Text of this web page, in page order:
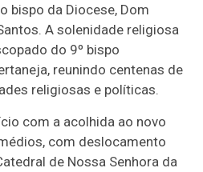
bispo da Diocese, Dom
A solenidade religiosa
do 9º bispo
reunindo centenas de
religiosas e políticas.
com a acolhida ao novo
com deslocamento
de Nossa Senhora da